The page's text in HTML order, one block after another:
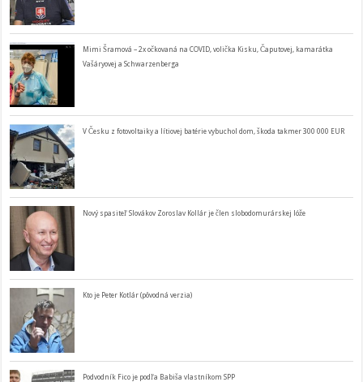
Mimi Šramová – 2x očkovaná na COVID, volička Kisku, Čaputovej, kamarátka
Vašáryovej a Schwarzenberga
V Česku z fotovoltaiky a lítiovej batérie vybuchol dom, škoda takmer 300 000 EUR
Nový spasiteľ Slovákov Zoroslav Kollár je člen slobodomurárskej lóže
Kto je Peter Kotlár (pôvodná verzia)
Podvodník Fico je podľa Babiša vlastníkom SPP